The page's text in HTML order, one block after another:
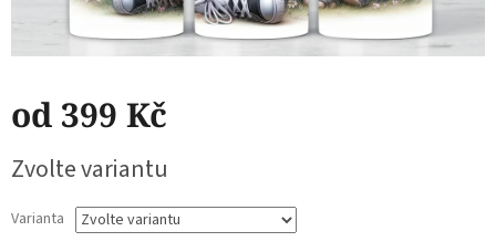
od 399 Kč
cena:
Zvolte variantu
Varianta